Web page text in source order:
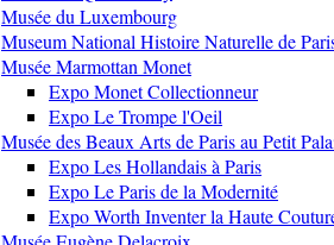
Musée du Luxembourg
Museum National Histoire Naturelle de
Musée Marmottan Monet
Expo Monet Collectionneur
Expo Le Trompe l'Oeil
Musée des Beaux Arts de Paris au Petit
Expo Les Hollandais à Paris
Expo Le Paris de la Modernité
Expo Worth Inventer la Haute